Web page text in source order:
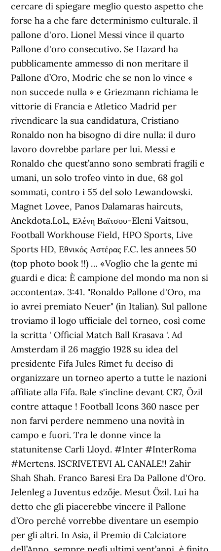
cercare di spiegare meglio questo aspetto che
forse ha a che fare determinismo culturale. il
pallone d'oro. Lionel Messi vince il quarto
Pallone d'oro consecutivo. Se Hazard ha
pubblicamente ammesso di non meritare il
Pallone d’Oro, Modric che se non lo vince «
non succede nulla » e Griezmann richiama le
vittorie di Francia e Atletico Madrid per
rivendicare la sua candidatura, Cristiano
Ronaldo non ha bisogno di dire nulla: il duro
lavoro dovrebbe parlare per lui. Messi e
Ronaldo che quest’anno sono sembrati fragili e
umani, un solo trofeo vinto in due, 68 gol
sommati, contro i 55 del solo Lewandowski.
Magnet Lovee, Panos Dalamaras haircuts,
Anekdota.LoL, Ελένη Βαϊτσου-Eleni Vaitsou,
Football Workhouse Field, HPO Sports, Live
Sports HD, Εθνικός Αστέρας F.C. les annees 50
(top photo book !!) … «Voglio che la gente mi
guardi e dica: È campione del mondo ma non si
accontenta». 3:41. "Ronaldo Pallone d'Oro, ma
io avrei premiato Neuer" (in Italian). Sul pallone
troviamo il logo ufficiale del torneo, così come
la scritta ' Official Match Ball Krasava '. Ad
Amsterdam il 26 maggio 1928 su idea del
presidente Fifa Jules Rimet fu deciso di
organizzare un torneo aperto a tutte le nazioni
affiliate alla Fifa. Bale s'incline devant CR7, Özil
contre attaque ! Football Icons 360 nasce per
non farvi perdere nemmeno una novità in
campo e fuori. Tra le donne vince la
statunitense Carli Lloyd. #Inter #InterRoma
#Mertens. ISCRIVETEVI AL CANALE!! Zahir
Shah Shah. Franco Baresi Era Da Pallone d'Oro.
Jelenleg a Juventus edzője. Mesut Özil. Lui ha
detto che gli piacerebbe vincere il Pallone
d’Oro perché vorrebbe diventare un esempio
per gli altri. In Asia, il Premio di Calciatore